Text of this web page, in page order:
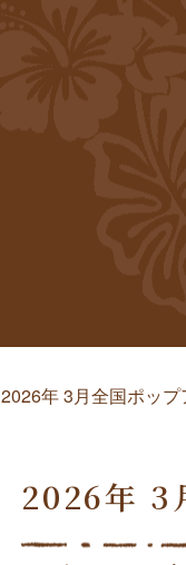
2026年 3月全国ポップ
2026年 3